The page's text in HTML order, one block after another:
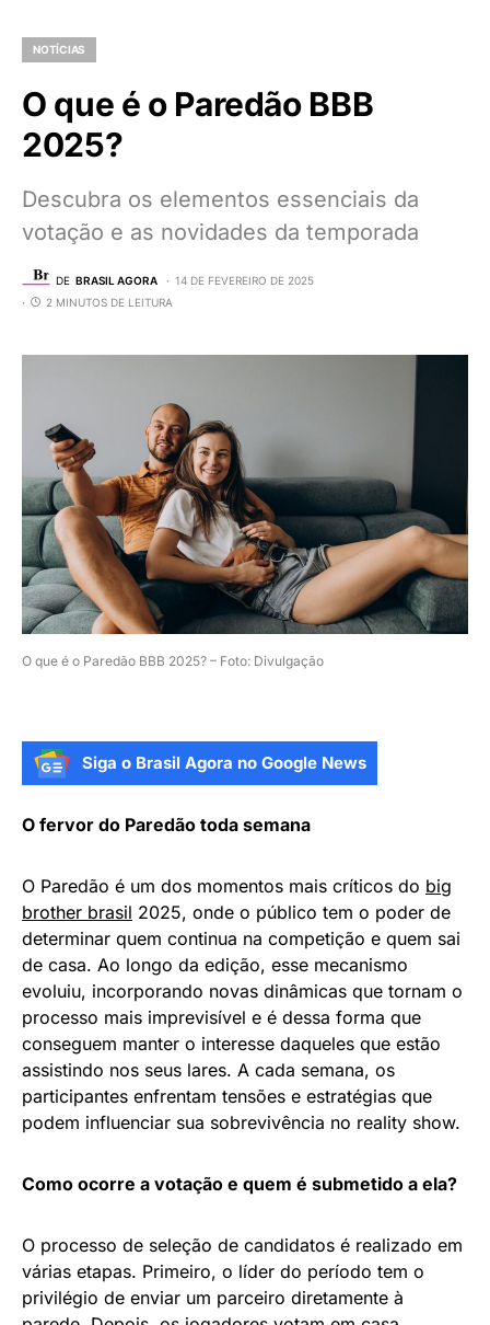
NOTÍCIAS
O que é o Paredão BBB
2025?
Descubra os elementos essenciais da
votação e as novidades da temporada
DE BRASIL AGORA
14 DE FEVEREIRO DE 2025
2 MINUTOS DE LEITURA
O que é o Paredão BBB 2025? – Foto: Divulgação
Siga o Brasil Agora no Google News
O fervor do Paredão toda semana
O Paredão é um dos momentos mais críticos do big
brother brasil 2025, onde o público tem o poder de
determinar quem continua na competição e quem sai
de casa. Ao longo da edição, esse mecanismo
evoluiu, incorporando novas dinâmicas que tornam o
processo mais imprevisível e é dessa forma que
conseguem manter o interesse daqueles que estão
assistindo nos seus lares. A cada semana, os
participantes enfrentam tensões e estratégias que
podem influenciar sua sobrevivência no reality show.
Como ocorre a votação e quem é submetido a ela?
O processo de seleção de candidatos é realizado em
várias etapas. Primeiro, o líder do período tem o
privilégio de enviar um parceiro diretamente à